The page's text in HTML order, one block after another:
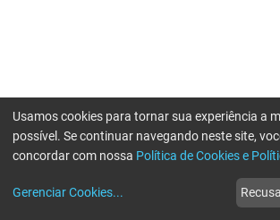
Usamos cookies para tornar sua experiência a
possível. Se continuar navegando neste site,
concordar com nossa Política de Cookies e
Gerenciar Cookies...
Erro ao enviar informações, por favor tente